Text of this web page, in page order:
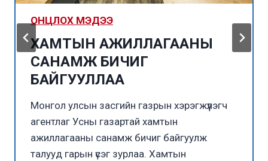
ОНЦЛОХ МЭДЭЭ
ХАМТЫН АЖИЛЛАГААНЫ
САНАМЖ БИЧИГ
БАЙГУУЛЛАА
Монгол улсын засгийн газрын хэрэгжүүлэгч
агентлаг Усны газартай хамтын
ажиллагааны санамж бичиг байгуулж
талууд гарын үсэг зурлаа. Хамтын